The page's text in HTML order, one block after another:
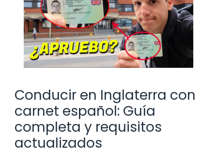
Conducir en Inglaterra con
carnet español: Guía
completa y requisitos
actualizados